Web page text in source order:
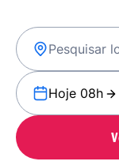
Hoje 08h